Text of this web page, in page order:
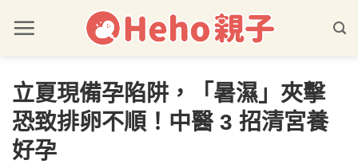
立夏現備孕陷阱，「暑濕」夾擊
恐致排卵不順！中醫 3 招清宮養
好孕